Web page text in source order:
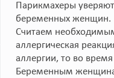
Парикмахеры
беременных женщин.
Считаем
аллергическая
аллергии, то во
Беременным